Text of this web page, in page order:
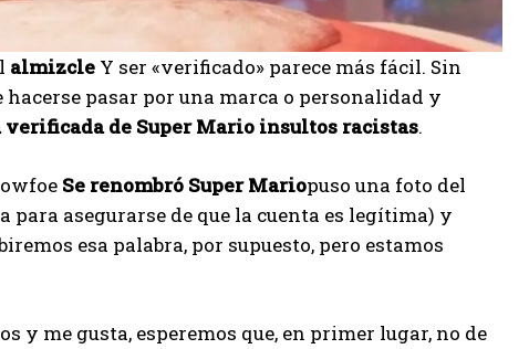
almizcle Y ser «verificado» parece más fácil. Sin
hacerse pasar por una marca o personalidad y
verificada de Super Mario insultos racistas.
Se renombró Super Mariopuso una foto del
para asegurarse de que la cuenta es legítima) y
esa palabra, por supuesto, pero estamos
y me gusta, esperemos que, en primer lugar, no de